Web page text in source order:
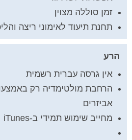
זמן סוללה מצוין
תחנת תיעוד לאימוני ריצה
הרע
אין גרסה עברית רשמית
הרחבת מולטימדיה רק
אביזרים
מחייב שימוש תמידי ב-iTunes